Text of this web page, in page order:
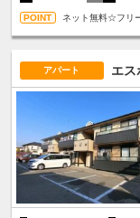
ネット無料☆フリ
アパート エス